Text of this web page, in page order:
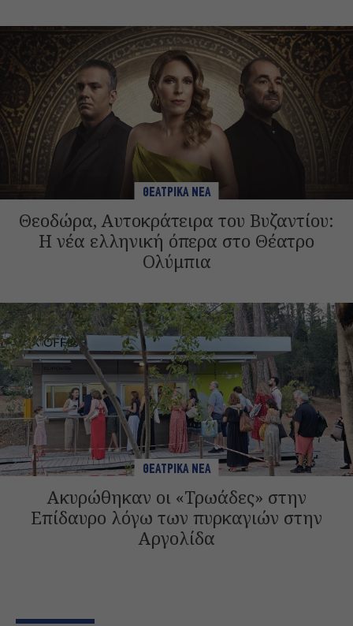
ΘΕΑΤΡΙΚΑ ΝΕΑ
Θεοδώρα, Αυτοκράτειρα του Βυζαντίου:
Η νέα ελληνική όπερα στο Θέατρο
Ολύμπια
ΘΕΑΤΡΙΚΑ ΝΕΑ
Ακυρώθηκαν οι «Τρωάδες» στην
Επίδαυρο λόγω των πυρκαγιών στην
Αργολίδα